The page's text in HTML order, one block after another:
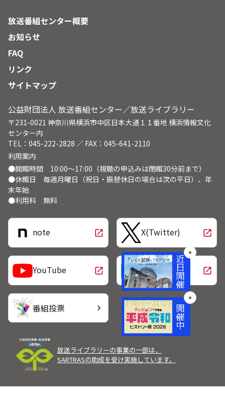
放送番組センター概要
お知らせ
FAQ
リンク
サイトマップ
公益財団法人 放送番組センター／放送ライブラリー
〒231-0021 神奈川県横浜市中区日本大通１１番地 横浜情報文化
センター内
TEL：045-222-2828 ／ FAX：045-641-2110
利用案内
●開館時間 10:00～17:00（視聴の申込みは閉館30分前まで）
●休館日 毎週月曜日（祝日・振替休日の場合は次の平日）、年
末年始
●利用料 無料
note open_in_new X(Twitter) open_in_new
YouTube open_in_new LINE open_in_new
番組投票 chevron_right
放送ライブラリーの事業の一部は、
SARTRASの助成を受け実施しています。
✕
✕